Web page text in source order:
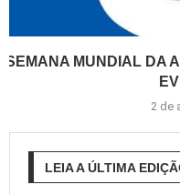
SEMANA MUNDIAL DA
2 de
LEIA A ÚLTIMA